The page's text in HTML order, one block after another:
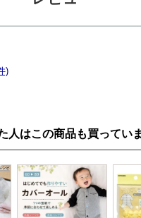
)
人はこの商品も買ってい